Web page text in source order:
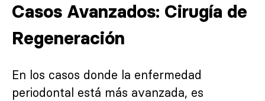
Casos Avanzados: Cirugía de
Regeneración
En los casos donde la enfermedad
periodontal está más avanzada, es